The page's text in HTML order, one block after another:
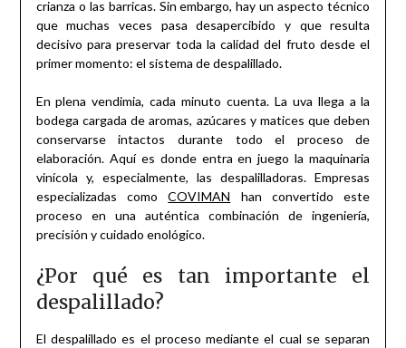
crianza o las barricas. Sin embargo, hay un aspecto técnico
que muchas veces pasa desapercibido y que resulta
decisivo para preservar toda la calidad del fruto desde el
primer momento: el sistema de despalillado.
En plena vendimia, cada minuto cuenta. La uva llega a la
bodega cargada de aromas, azúcares y matices que deben
conservarse intactos durante todo el proceso de
elaboración. Aquí es donde entra en juego la maquinaria
vinícola y, especialmente, las despalilladoras. Empresas
especializadas comoCOVIMAN han convertido este
proceso en una auténtica combinación de ingeniería,
precisión y cuidado enológico.
¿Por qué es tan importante el
despalillado?
El despalillado es el proceso mediante el cual se separan